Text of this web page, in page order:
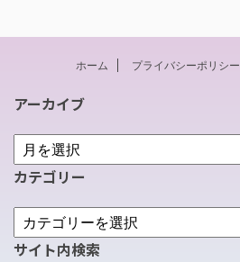
ホーム プライバシーポリシー
アーカイブ
カテゴリー
サイト内検索